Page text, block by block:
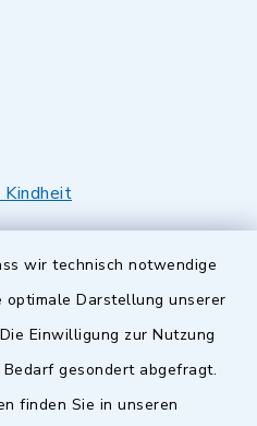
wir technisch notwendige
optimale Darstellung unserer
Einwilligung zur Nutzung
gesondert abgefragt.
finden Sie in unseren